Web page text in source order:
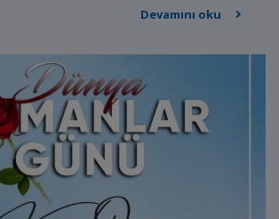
Devamını oku